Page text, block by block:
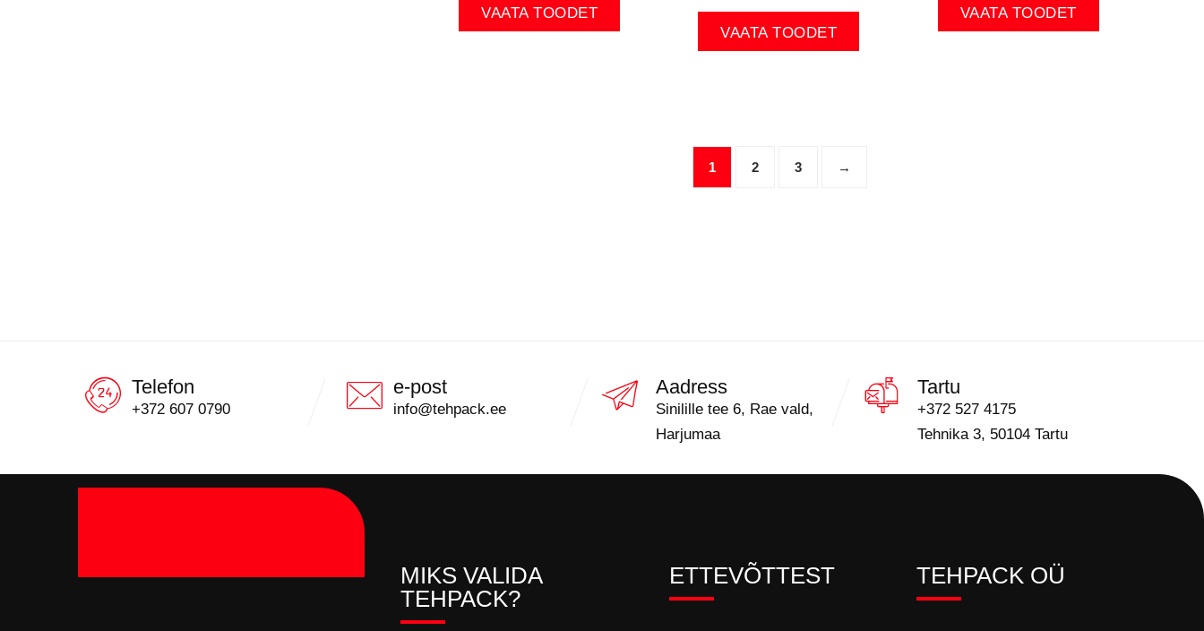
VAATA TOODET
VAATA TOODET
VAATA TOODET
1 2 3 →
Telefon
+372 607 0790
e-post
info@tehpack.ee
Aadress
Sinilille tee 6, Rae vald,
Harjumaa
Tartu
+372 527 4175
Tehnika 3, 50104 Tartu
MIKS VALIDA
TEHPACK?
ETTEVÕTTEST TEHPACK OÜ